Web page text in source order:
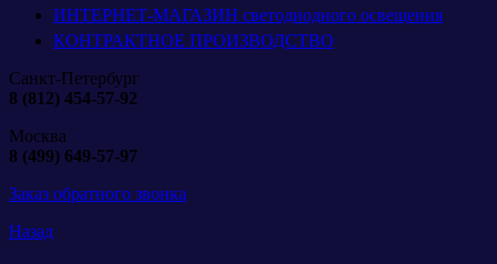
ИНТЕРНЕТ-МАГАЗИН светодиодного освещения
КОНТРАКТНОЕ ПРОИЗВОДСТВО
Санкт-Петербург
8 (812) 454-57-92
Москва
8 (499) 649-57-97
Заказ обратного звонка
Назад